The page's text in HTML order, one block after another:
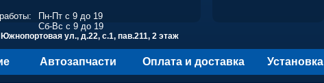
Пн-Пт с 9 до 19
Сб-Вс с 9 до 19
ул., д.22, с.1, пав.211, 2 этаж
Автозапчасти Оплата и доставка Установка